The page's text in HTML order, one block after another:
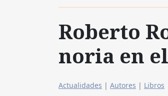
Roberto
noria en
Actualidades | Autores | Libros